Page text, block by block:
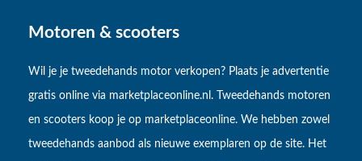
Motoren & scooters
Wil je je tweedehands motor verkopen? Plaats je advertentie
gratis online via marketplaceonline.nl. Tweedehands motoren
en scooters koop je op marketplaceonline. We hebben zowel
tweedehands aanbod als nieuwe exemplaren op de site. Het